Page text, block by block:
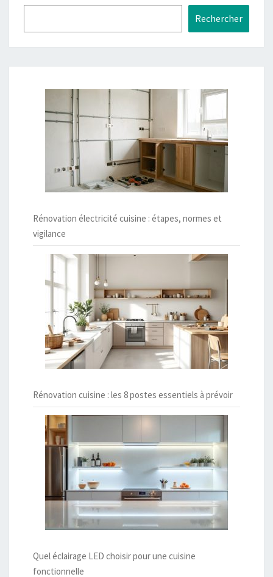
Rechercher
Rénovation électricité cuisine : étapes, normes et
vigilance
Rénovation cuisine : les 8 postes essentiels à prévoir
Quel éclairage LED choisir pour une cuisine
fonctionnelle